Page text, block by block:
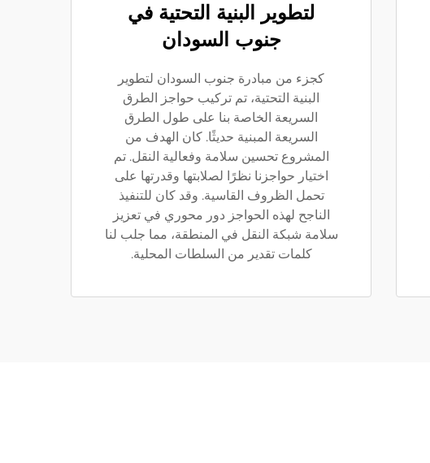
لتطوير البنية التحتية في
جنوب السودان
كجزء من مبادرة جنوب السودان لتطوير
البنية التحتية، تم تركيب حواجز الطرق
السريعة الخاصة بنا على طول الطرق
السريعة المبنية حديثًا. كان الهدف من
المشروع تحسين سلامة وفعالية النقل. تم
اختيار حواجزنا نظرًا لصلابتها وقدرتها على
تحمل الظروف القاسية. وقد كان للتنفيذ
الناجح لهذه الحواجز دور محوري في تعزيز
سلامة شبكة النقل في المنطقة، مما جلب لنا
كلمات تقدير من السلطات المحلية.